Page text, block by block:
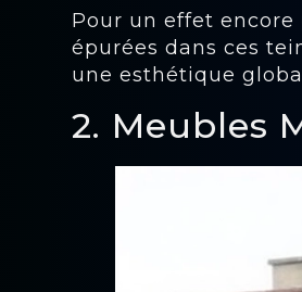
Pour un effet
épurées dans ces
une esthétique
2. Meubles